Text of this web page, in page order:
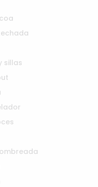
sillas